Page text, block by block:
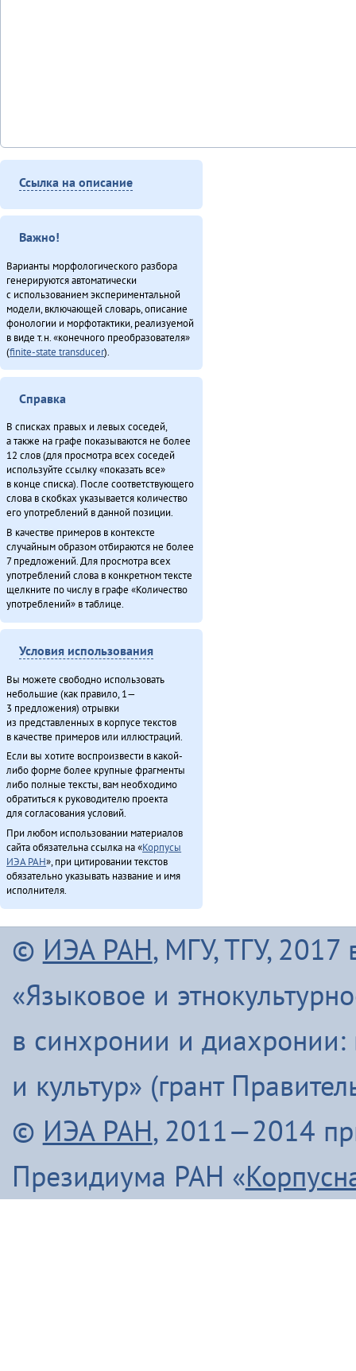
Ссылка на описание
Важно!
Варианты морфологического разбора
генерируются автоматически
с использованием экспериментальной
модели, включающей словарь, описание
фонологии и морфотактики, реализуемой
в виде т.н. «конечного преобразователя»
(finite-state transducer).
Справка
В списках правых и левых соседей,
а также на графе показываются не более
12 слов (для просмотра всех соседей
используйте ссылку «показать все»
в конце списка). После соответствующего
слова в скобках указывается количество
его употреблений в данной позиции.
В качестве примеров в контексте
случайным образом отбираются не более
7 предложений. Для просмотра всех
употреблений слова в конкретном тексте
щелкните по числу в графе «Количество
употреблений» в таблице.
Условия использования
Вы можете свободно использовать
небольшие (как правило, 1—
3 предложения) отрывки
из представленных в корпусе текстов
в качестве примеров или иллюстраций.
Если вы хотите воспроизвести в какой-
либо форме более крупные фрагменты
либо полные тексты, вам необходимо
обратиться к руководителю проекта
для согласования условий.
При любом использовании материалов
сайта обязательна ссылка на «Корпусы
ИЭА РАН», при цитировании текстов
обязательно указывать название и имя
исполнителя.
© ИЭА РАН, МГУ, ТГУ, 2017
«Языковое и
в синхронии и диахронии:
и культур» (грант
© ИЭА РАН, 2011—2014
Президиума РАН «